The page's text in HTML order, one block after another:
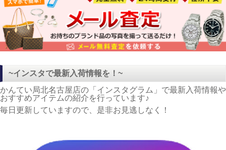
~インスタで最新入荷情報を！~
かんてい局北名古屋店の「インスタグラム」で最新入荷情報や
おすすめアイテムの紹介を行っています♪
毎日更新していますので、是非お見逃しなく！